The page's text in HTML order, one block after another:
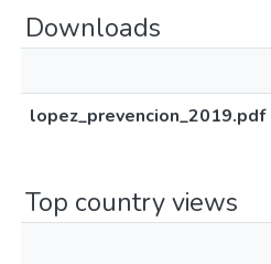
Downloads
lopez_prevencion_2019.pdf
Top country views